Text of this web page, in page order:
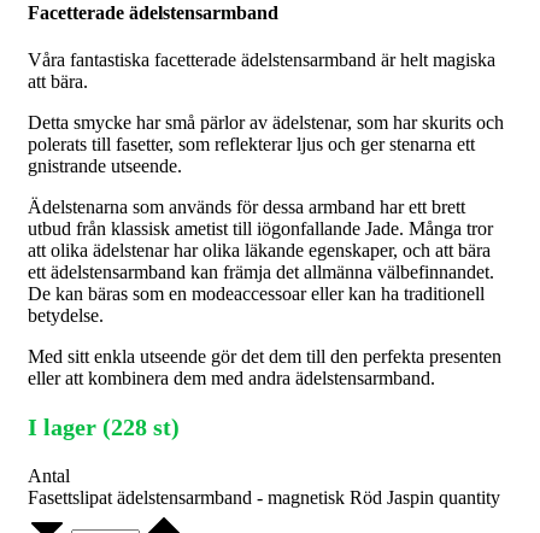
Facetterade ädelstensarmband
Våra fantastiska facetterade ädelstensarmband är helt magiska
att bära.
Detta smycke har små pärlor av ädelstenar, som har skurits och
polerats till fasetter, som reflekterar ljus och ger stenarna ett
gnistrande utseende.
Ädelstenarna som används för dessa armband har ett brett
utbud från klassisk ametist till iögonfallande Jade. Många tror
att olika ädelstenar har olika läkande egenskaper, och att bära
ett ädelstensarmband kan främja det allmänna välbefinnandet.
De kan bäras som en modeaccessoar eller kan ha traditionell
betydelse.
Med sitt enkla utseende gör det dem till den perfekta presenten
eller att kombinera dem med andra ädelstensarmband.
I lager (228 st)
Antal
Fasettslipat ädelstensarmband - magnetisk Röd Jaspin quantity